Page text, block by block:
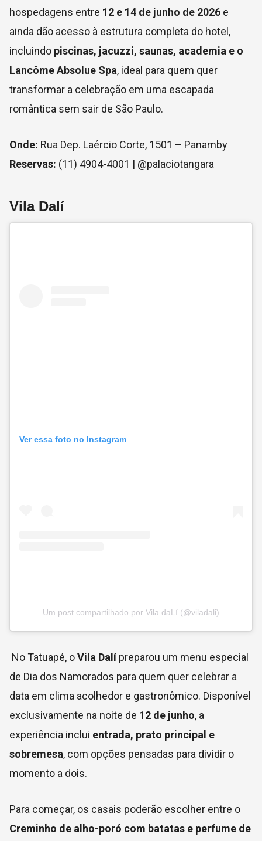
hospedagens entre 12 e 14 de junho de 2026 e
ainda dão acesso à estrutura completa do hotel,
incluindo piscinas, jacuzzi, saunas, academia e o
Lancôme Absolue Spa, ideal para quem quer
transformar a celebração em uma escapada
romântica sem sair de São Paulo.
Onde: Rua Dep. Laércio Corte, 1501 – Panamby
Reservas: (11) 4904-4001 | @palaciotangara
Vila Dalí
Ver essa foto no Instagram
Um post compartilhado por Vila daLí (@viladali)
No Tatuapé, oVila Dalípreparou um menu especial
de Dia dos Namorados para quem quer celebrar a
data em clima acolhedor e gastronômico. Disponível
exclusivamente na noite de 12 de junho, a
experiência inclui entrada, prato principal e
sobremesa, com opções pensadas para dividir o
momento a dois.
Para começar, os casais poderão escolher entre o
Creminho de alho-poró com batatas e perfume de